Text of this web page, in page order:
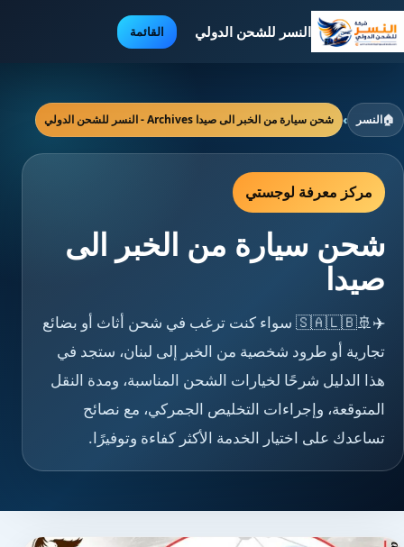
النسر للشحن الدولي القائمة
🏠النسر › شحن سيارة من الخبر الى صيدا Archives - النسر للشحن الدولي
مركز معرفة لوجستي
شحن سيارة من الخبر الى
صيدا
✈️🚢🇸🇦🇱🇧 سواء كنت ترغب في شحن أثاث أو بضائع
تجارية أو طرود شخصية من الخبر إلى لبنان، ستجد في
هذا الدليل شرحًا لخيارات الشحن المناسبة، ومدة النقل
المتوقعة، وإجراءات التخليص الجمركي، مع نصائح
تساعدك على اختيار الخدمة الأكثر كفاءة وتوفيرًا.